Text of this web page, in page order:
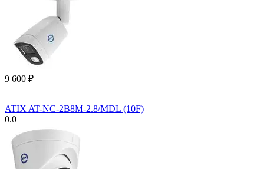
9 600 ₽
ATIX AT-NC-2B8M-2.8/MDL (10F)
0.0